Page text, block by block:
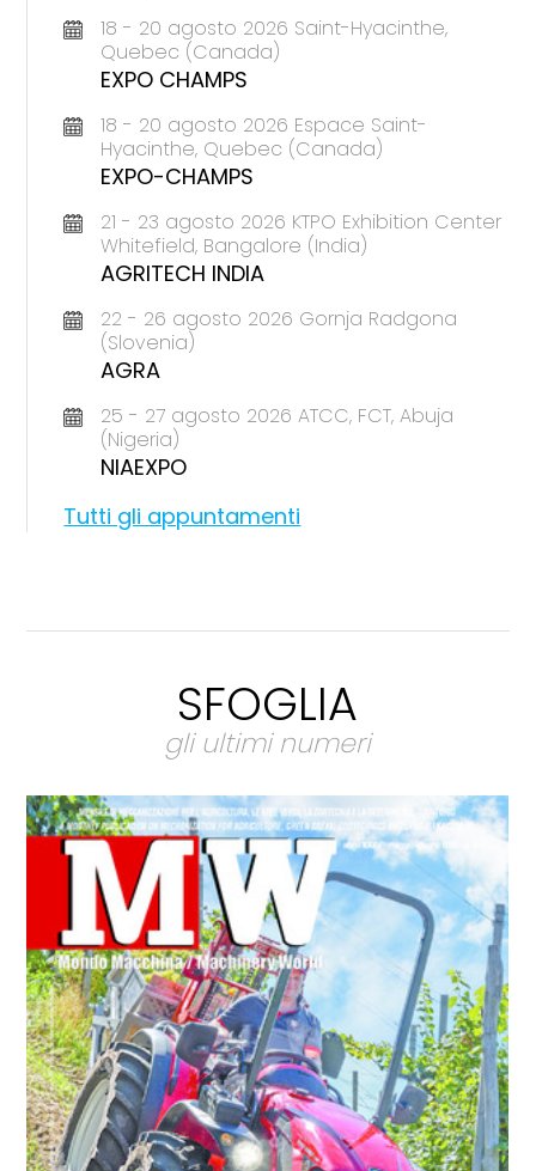
18 - 20 agosto 2026 Saint-Hyacinthe,
Quebec (Canada)
EXPO CHAMPS
18 - 20 agosto 2026 Espace Saint-
Hyacinthe, Quebec (Canada)
EXPO-CHAMPS
21 - 23 agosto 2026 KTPO Exhibition Center
Whitefield, Bangalore (India)
AGRITECH INDIA
22 - 26 agosto 2026 Gornja Radgona
(Slovenia)
AGRA
25 - 27 agosto 2026 ATCC, FCT, Abuja
(Nigeria)
NIAEXPO
Tutti gli appuntamenti
SFOGLIA
gli ultimi numeri